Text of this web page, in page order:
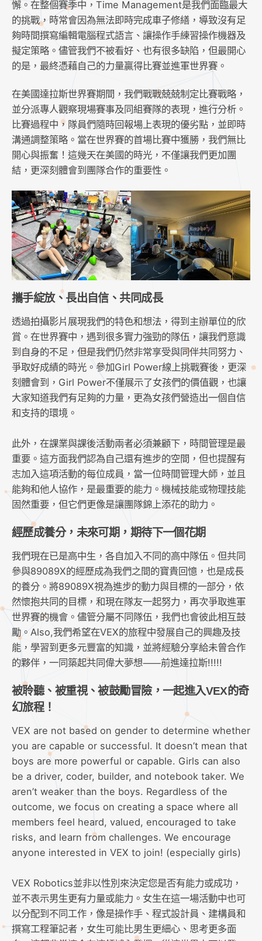
懈。在整個賽季中，Time Management是我們面臨最大
的挑戰，時常會因為無法即時完成車子修繕，導致沒有足
夠時間撰寫編輯電腦程式語言、讓操作手練習操作機器及
擬定策略。儘管我們不被看好、也有很多缺陷，但最開心
的是，最終憑藉自己的力量贏得比賽並進軍世界賽。
在美國達拉斯世界賽期間，我們戰戰兢兢制定比賽戰略，
並分派專人觀察現場賽事及同組賽隊的表現，進行分析。
比賽過程中，隊員們隨時回報場上表現的優劣點，並即時
溝通調整策略。當在世界賽的首場比賽中獲勝，我們無比
開心與振奮！這幾天在美國的時光，不僅讓我們更加團
結，更深刻體會到團隊合作的重要性。
攜手綻放、長出自信、共同成長
透過拍攝影片展現我們的特色和想法，得到主辦單位的欣
賞。在世界賽中，遇到很多實力強勁的隊伍，讓我們意識
到自身的不足，但是我們仍然非常享受與同伴共同努力、
爭取好成績的時光。參加Girl Power線上挑戰賽後，更深
刻體會到，Girl Power不僅展示了女孩們的價值觀，也讓
大家知道我們有足夠的力量，更為女孩們營造出一個自信
和支持的環境。
此外，在課業與課後活動兩者必須兼顧下，時間管理是最
重要。這方面我們認為自己還有進步的空間，但也提醒有
志加入這項活動的每位成員，當一位時間管理大師，並且
能夠和他人協作，是最重要的能力。機械技能或物理技能
固然重要，但它們更像是讓團隊錦上添花的助力。
經歷成養分，未來可期，期待下一個花期
我們現在已是高中生，各自加入不同的高中隊伍。但共同
參與89089X的經歷成為我們之間的寶貴回憶，也是成長
的養分。將89089X視為進步的動力與目標的一部分，依
然懷抱共同的目標，和現在隊友一起努力，再次爭取進軍
世界賽的機會。儘管分屬不同隊伍，我們也會彼此相互鼓
勵。Also,我們希望在VEX的旅程中發展自己的興趣及技
能，學習到更多元豐富的知識，並將經驗分享給未曾合作
的夥伴，一同築起共同偉大夢想⸺前進達拉斯!!!!!
被聆聽、被重視、被鼓勵冒險，一起進入VEX的奇
幻旅程！
VEX are not based on gender to determine whether
you are capable or successful. It doesn’t mean that
boys are more powerful or capable. Girls can also
be a driver, coder, builder, and notebook taker. We
aren’t weaker than the boys. Regardless of the
outcome, we focus on creating a space where all
members feel heard, valued, encouraged to take
risks, and learn from challenges. We encourage
anyone interested in VEX to join! (especially girls)
VEX Robotics並非以性別來決定您是否有能力或成功，
並不表示男生更有力量或能力。女生在這一場活動中也可
以分配到不同工作，像是操作手、程式設計員、建構員和
撰寫工程筆記者，女生可能比男生更細心、思考更多面